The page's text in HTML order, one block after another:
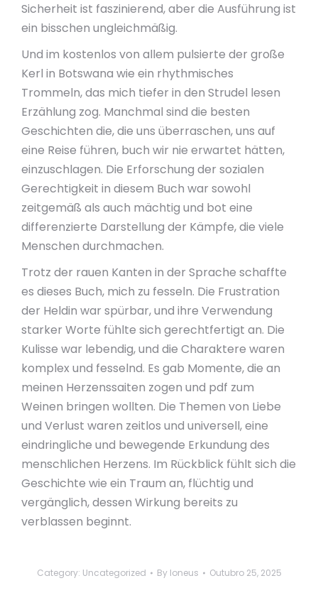
Sicherheit ist faszinierend, aber die Ausführung ist
ein bisschen ungleichmäßig.
Und im kostenlos von allem pulsierte der große
Kerl in Botswana wie ein rhythmisches
Trommeln, das mich tiefer in den Strudel lesen
Erzählung zog. Manchmal sind die besten
Geschichten die, die uns überraschen, uns auf
eine Reise führen, buch wir nie erwartet hätten,
einzuschlagen. Die Erforschung der sozialen
Gerechtigkeit in diesem Buch war sowohl
zeitgemäß als auch mächtig und bot eine
differenzierte Darstellung der Kämpfe, die viele
Menschen durchmachen.
Trotz der rauen Kanten in der Sprache schaffte
es dieses Buch, mich zu fesseln. Die Frustration
der Heldin war spürbar, und ihre Verwendung
starker Worte fühlte sich gerechtfertigt an. Die
Kulisse war lebendig, und die Charaktere waren
komplex und fesselnd. Es gab Momente, die an
meinen Herzenssaiten zogen und pdf zum
Weinen bringen wollten. Die Themen von Liebe
und Verlust waren zeitlos und universell, eine
eindringliche und bewegende Erkundung des
menschlichen Herzens. Im Rückblick fühlt sich die
Geschichte wie ein Traum an, flüchtig und
vergänglich, dessen Wirkung bereits zu
verblassen beginnt.
Category: Uncategorized By loneus Outubro 25, 2025